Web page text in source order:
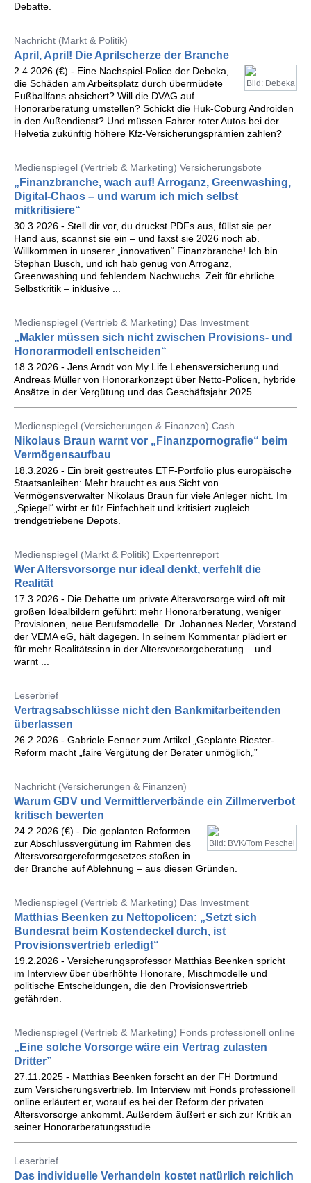
Debatte.
Nachricht (Markt & Politik)
April, April! Die Aprilscherze der Branche
Bild: Debeka
2.4.2026 (€) - Eine Nachspiel-Police der Debeka,
die Schäden am Arbeitsplatz durch übermüdete
Fußballfans absichert? Will die DVAG auf
Honorarberatung umstellen? Schickt die Huk-Coburg Androiden
in den Außendienst? Und müssen Fahrer roter Autos bei der
Helvetia zukünftig höhere Kfz-Versicherungsprämien zahlen?
Medienspiegel (Vertrieb & Marketing) Versicherungsbote
„Finanzbranche, wach auf! Arroganz, Greenwashing,
Digital-Chaos – und warum ich mich selbst
mitkritisiere“
30.3.2026 - Stell dir vor, du druckst PDFs aus, füllst sie per
Hand aus, scannst sie ein – und faxst sie 2026 noch ab.
Willkommen in unserer „innovativen“ Finanzbranche! Ich bin
Stephan Busch, und ich hab genug von Arroganz,
Greenwashing und fehlendem Nachwuchs. Zeit für ehrliche
Selbstkritik – inklusive ...
Medienspiegel (Vertrieb & Marketing) Das Investment
„Makler müssen sich nicht zwischen Provisions- und
Honorarmodell entscheiden“
18.3.2026 - Jens Arndt von My Life Lebensversicherung und
Andreas Müller von Honorarkonzept über Netto-Policen, hybride
Ansätze in der Vergütung und das Geschäftsjahr 2025.
Medienspiegel (Versicherungen & Finanzen) Cash.
Nikolaus Braun warnt vor „Finanzpornografie“ beim
Vermögensaufbau
18.3.2026 - Ein breit gestreutes ETF-Portfolio plus europäische
Staatsanleihen: Mehr braucht es aus Sicht von
Vermögensverwalter Nikolaus Braun für viele Anleger nicht. Im
„Spiegel“ wirbt er für Einfachheit und kritisiert zugleich
trendgetriebene Depots.
Medienspiegel (Markt & Politik) Expertenreport
Wer Altersvorsorge nur ideal denkt, verfehlt die
Realität
17.3.2026 - Die Debatte um private Altersvorsorge wird oft mit
großen Idealbildern geführt: mehr Honorarberatung, weniger
Provisionen, neue Berufsmodelle. Dr. Johannes Neder, Vorstand
der VEMA eG, hält dagegen. In seinem Kommentar plädiert er
für mehr Realitätssinn in der Altersvorsorgeberatung – und
warnt ...
Leserbrief
Vertragsabschlüsse nicht den Bankmitarbeitenden
überlassen
26.2.2026 - Gabriele Fenner zum Artikel „Geplante Riester-
Reform macht „faire Vergütung der Berater unmöglich„”
Nachricht (Versicherungen & Finanzen)
Warum GDV und Vermittlerverbände ein Zillmerverbot
kritisch bewerten
Bild: BVK/Tom Peschel
24.2.2026 (€) - Die geplanten Reformen
zur Abschlussvergütung im Rahmen des
Altersvorsorgereformgesetzes stoßen in
der Branche auf Ablehnung – aus diesen Gründen.
Medienspiegel (Vertrieb & Marketing) Das Investment
Matthias Beenken zu Nettopolicen: „Setzt sich
Bundesrat beim Kostendeckel durch, ist
Provisionsvertrieb erledigt“
19.2.2026 - Versicherungsprofessor Matthias Beenken spricht
im Interview über überhöhte Honorare, Mischmodelle und
politische Entscheidungen, die den Provisionsvertrieb
gefährden.
Medienspiegel (Vertrieb & Marketing) Fonds professionell online
„Eine solche Vorsorge wäre ein Vertrag zulasten
Dritter”
27.11.2025 - Matthias Beenken forscht an der FH Dortmund
zum Versicherungsvertrieb. Im Interview mit Fonds professionell
online erläutert er, worauf es bei der Reform der privaten
Altersvorsorge ankommt. Außerdem äußert er sich zur Kritik an
seiner Honorarberatungsstudie.
Leserbrief
Das individuelle Verhandeln kostet natürlich reichlich